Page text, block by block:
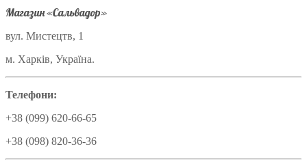
Магазин «Сальвадор»
вул. Мистецтв, 1
м. Харків, Україна.
Телефони:
+38 (099) 620-66-65
+38 (098) 820-36-36